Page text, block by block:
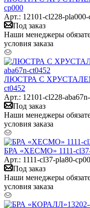
cp000
Арт.: 12101-cl228-pla000-
Под заказ
Наши менеджеры
условия заказа
ЛЮСТРА С ХРУСТАЛЕМ
ct0452
Арт.: 12101-cl228-
Под заказ
Наши менеджеры
условия заказа
БРА «ХЕСМО» 1111-
Арт.: 1111-cl37-pla80-
Под заказ
Наши менеджеры
условия заказа